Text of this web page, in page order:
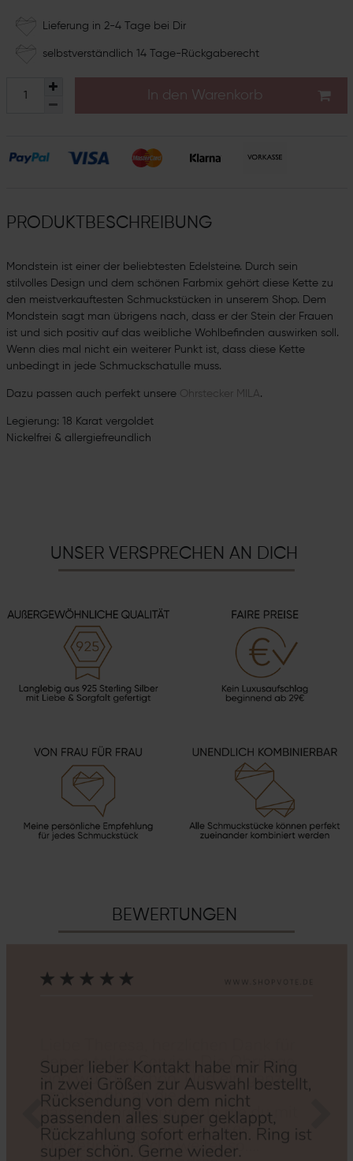
Lieferung in 2-4 Tage bei Dir
selbstverständlich 14 Tage-Rückgaberecht
In den Warenkorb
PRODUKTBESCHREIBUNG
Mondstein ist einer der beliebtesten Edelsteine. Durch sein
stilvolles Design und dem schönen Farbmix gehört diese Kette zu
den meistverkauftesten Schmuckstücken in unserem Shop. Dem
Mondstein sagt man übrigens nach, dass er der Stein der Frauen
ist und sich positiv auf das weibliche Wohlbefinden auswirken soll.
Wenn dies mal nicht ein weiterer Punkt ist, dass diese Kette
unbedingt in jede Schmuckschatulle muss.
Dazu passen auch perfekt unsere Ohrstecker MILA.
Legierung: 18 Karat vergoldet
Nickelfrei & allergiefreundlich
UNSER VERSPRECHEN AN DICH
BEWERTUNGEN
Zurück